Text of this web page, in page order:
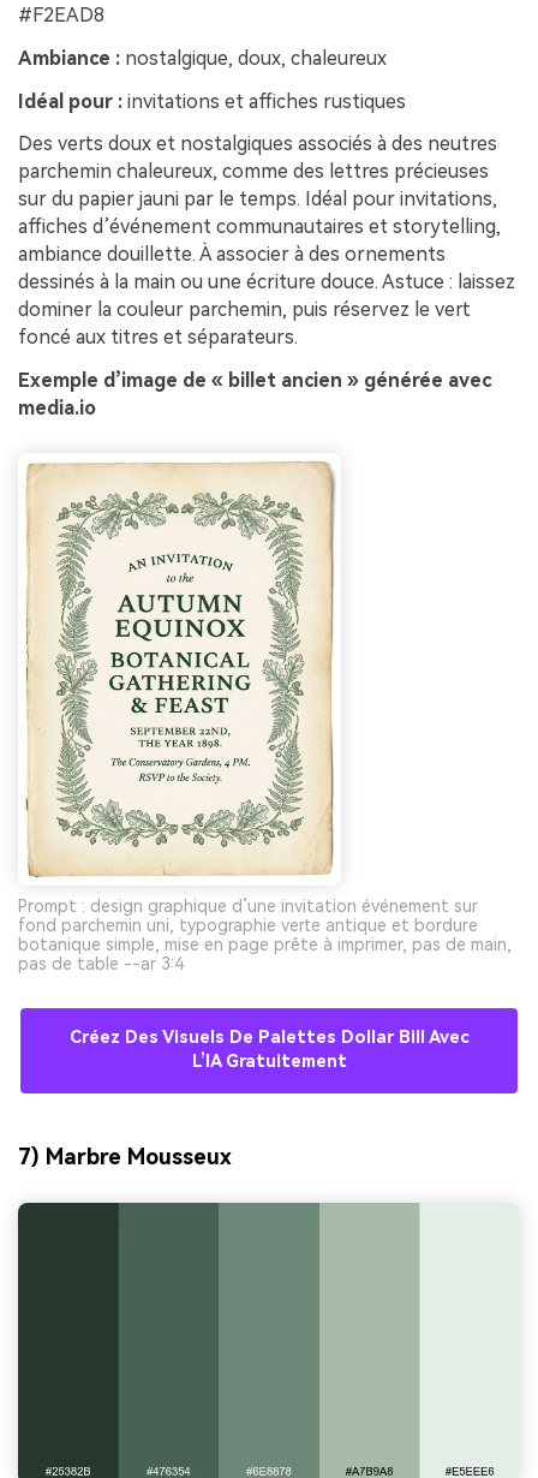
#F2EAD8
Ambiance : nostalgique, doux, chaleureux
Idéal pour : invitations et affiches rustiques
Des verts doux et nostalgiques associés à des neutres
parchemin chaleureux, comme des lettres précieuses
sur du papier jauni par le temps. Idéal pour invitations,
affiches d’événement communautaires et storytelling,
ambiance douillette. À associer à des ornements
dessinés à la main ou une écriture douce. Astuce : laissez
dominer la couleur parchemin, puis réservez le vert
foncé aux titres et séparateurs.
Exemple d’image de « billet ancien » générée avec
media.io
Prompt : design graphique d’une invitation événement sur
fond parchemin uni, typographie verte antique et bordure
botanique simple, mise en page prête à imprimer, pas de main,
pas de table --ar 3:4
Créez Des Visuels De Palettes Dollar Bill Avec
L’IA Gratuitement
7) Marbre Mousseux